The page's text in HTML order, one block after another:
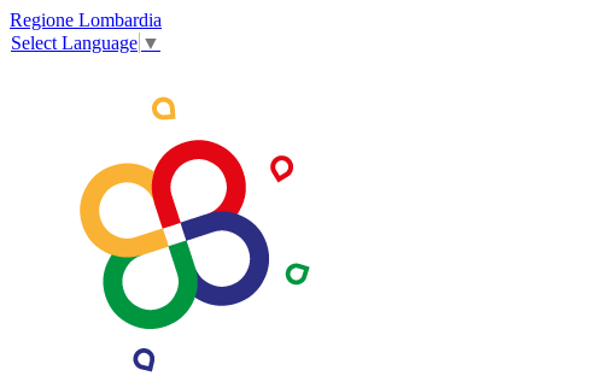
Regione Lombardia
Select Language ▼